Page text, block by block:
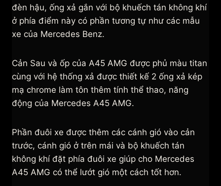
đèn hậu, ống xả gắn với bộ khuếch tán không khí
ở phía điểm này có phần tương tự như các mẫu
xe của Mercedes Benz.
Cản Sau và ốp của A45 AMG được phủ màu titan
cùng với hệ thống xả được thiết kế 2 ống xả kép
mạ chrome làm tôn thêm tính thể thao, năng
động của Mercedes A45 AMG.
Phần đuôi xe được thêm các cánh gió vào cản
trước, cánh gió ở trên mái và bộ khuếch tán
không khí đặt phía đuôi xe giúp cho Mercedes
A45 AMG có thể lướt gió một cách tốt hơn.